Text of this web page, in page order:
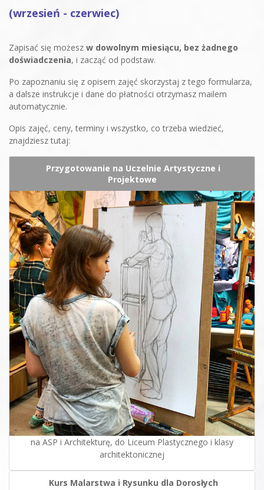
(wrzesień - czerwiec)
Zapisać się możesz w dowolnym miesiącu, bez żadnego
doświadczenia, i zacząć od podstaw.
Po zapoznaniu się z opisem zajęć skorzystaj z tego formularza,
a dalsze instrukcje i dane do płatności otrzymasz mailem
automatycznie.
Opis zajęć, ceny, terminy i wszystko, co trzeba wiedzieć,
znajdziesz tutaj:
Przygotowanie na Uczelnie Artystyczne i
Projektowe
na ASP i Architekturę, do Liceum Plastycznego i klasy
architektonicznej
Kurs Malarstwa i Rysunku dla Dorosłych